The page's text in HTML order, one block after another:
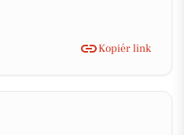
Kopiér link